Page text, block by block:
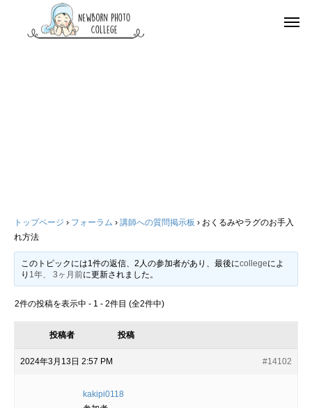
トップページ › フォーラム › 講師への質問掲示板 › おくるみやラグのお手入
れ方法
このトピックには1件の返信、2人の参加者があり、最後にcollegeによ
り 1年、 3ヶ月前に更新されました。
2件の投稿を表示中 - 1 - 2件目 (全2件中)
投稿者 投稿
2024年3月13日 2:57 PM #14102
kakipi0118